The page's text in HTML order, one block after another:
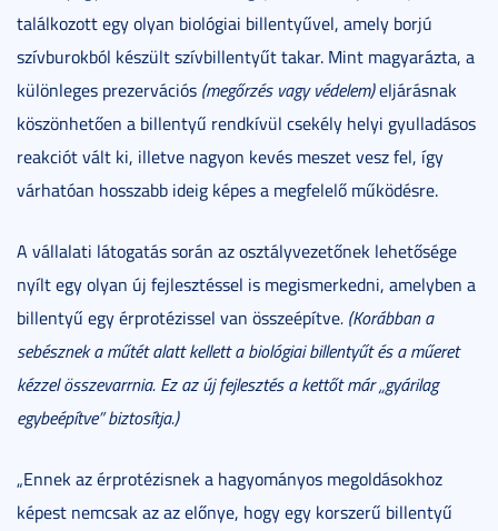
találkozott egy olyan biológiai billentyűvel, amely borjú
szívburokból készült szívbillentyűt takar. Mint magyarázta, a
különleges prezervációs (megőrzés vagy védelem)eljárásnak
köszönhetően a billentyű rendkívül csekély helyi gyulladásos
reakciót vált ki, illetve nagyon kevés meszet vesz fel, így
várhatóan hosszabb ideig képes a megfelelő működésre.
A vállalati látogatás során az osztályvezetőnek lehetősége
nyílt egy olyan új fejlesztéssel is megismerkedni, amelyben a
billentyű egy érprotézissel van összeépítve. (Korábban a
sebésznek a műtét alatt kellett a biológiai billentyűt és a műeret
kézzel összevarrnia. Ez az új fejlesztés a kettőt már„gyárilag
egybeépítve” biztosítja.)
„Ennek az érprotézisnek a hagyományos megoldásokhoz
képest nemcsak az az előnye, hogy egy korszerű billentyű